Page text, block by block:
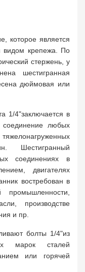
которое является
видом крепежа. По
стержень, у
шестигранная
дюймовая или
1/4"заключается в
соединение любых
Шестигранный
соединениях в
двигателях
востребован в
промышленности,
производстве
и пр.
болты 1/4"из
марок сталей
или горячей